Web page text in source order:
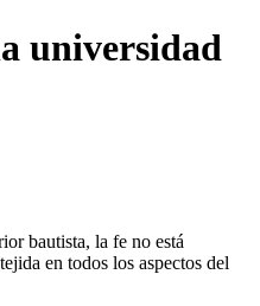
universidad
bautista, la fe no está
en todos los aspectos del